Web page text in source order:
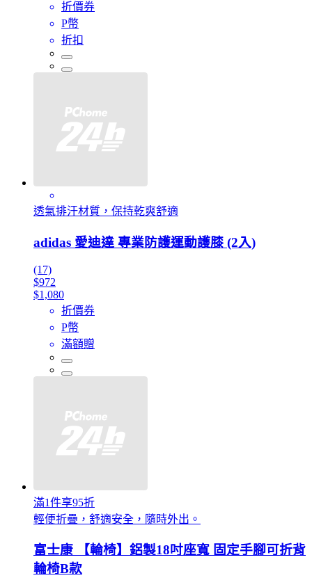
折價券
P幣
折扣
透氣排汗材質，保持乾爽舒適
adidas 愛迪達 專業防護運動護膝 (2入)
(17)
$972
$1,080
折價券
P幣
滿額贈
滿1件享95折
輕便折疊，舒適安全，隨時外出。
富士康 【輪椅】鋁製18吋座寬 固定手腳可折背
輪椅B款